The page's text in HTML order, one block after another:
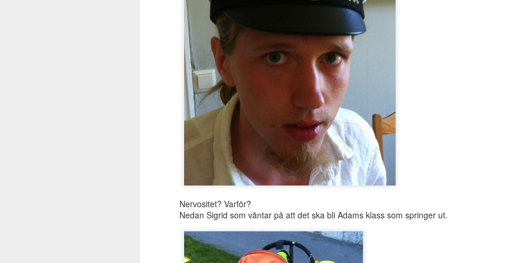
Nervositet? Varför?
Nedan Sigrid som väntar på att det ska bli Adams klass som springer ut.
Och efter, med Pippi i bakgrunden, fått sätta upp håret, vi busar och skojar. Måste hon ha